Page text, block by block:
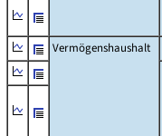
Vermögenshaushalt